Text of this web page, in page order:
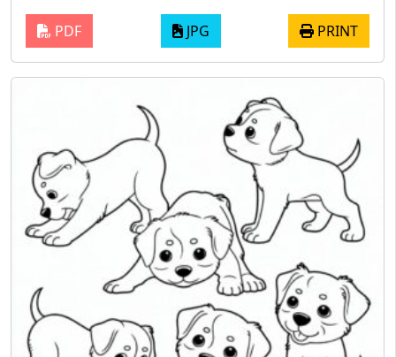
PDF JPG PRINT